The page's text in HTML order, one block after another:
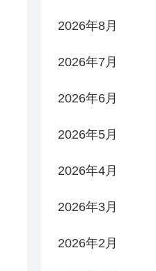
2026年8月
2026年7月
2026年6月
2026年5月
2026年4月
2026年3月
2026年2月